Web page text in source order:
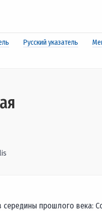
Русский указатель
прошлого века: